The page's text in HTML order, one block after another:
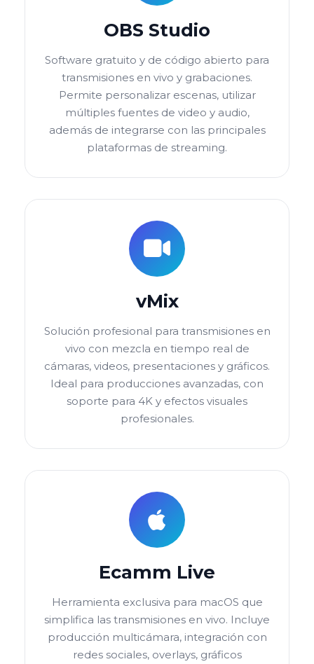
OBS Studio
Software gratuito y de código abierto para
transmisiones en vivo y grabaciones.
Permite personalizar escenas, utilizar
múltiples fuentes de video y audio,
además de integrarse con las principales
plataformas de streaming.
vMix
Solución profesional para transmisiones en
vivo con mezcla en tiempo real de
cámaras, videos, presentaciones y gráficos.
Ideal para producciones avanzadas, con
soporte para 4K y efectos visuales
profesionales.
Ecamm Live
Herramienta exclusiva para macOS que
simplifica las transmisiones en vivo. Incluye
producción multicámara, integración con
redes sociales, overlays, gráficos